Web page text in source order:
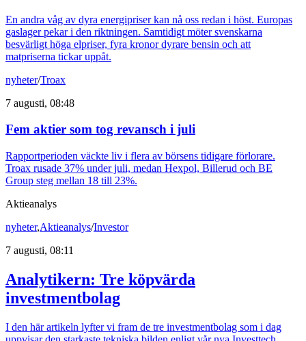
En andra våg av dyra energipriser kan nå oss redan i höst. Europas
gaslager pekar i den riktningen. Samtidigt möter svenskarna
besvärligt höga elpriser, fyra kronor dyrare bensin och att
matpriserna tickar uppåt.
nyheter/Troax
7 augusti, 08:48
Fem aktier som tog revansch i juli
Rapportperioden väckte liv i flera av börsens tidigare förlorare.
Troax rusade 37% under juli, medan Hexpol, Billerud och BE
Group steg mellan 18 till 23%.
Aktieanalys
nyheter,Aktieanalys/Investor
7 augusti, 08:11
Analytikern: Tre köpvärda
investmentbolag
I den här artikeln lyfter vi fram de tre investmentbolag som i dag